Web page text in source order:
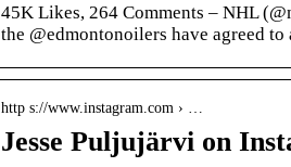
45K Likes, 264 Comments – NHL
the @edmontonoilers have agreed
http s://www.instagram.com › …
Jesse Puljujärvi on